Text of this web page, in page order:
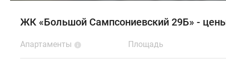
инженерные
установлены
системы
ЖК «Большой Сампсониевский 29Б» -
Апартаменты Площадь